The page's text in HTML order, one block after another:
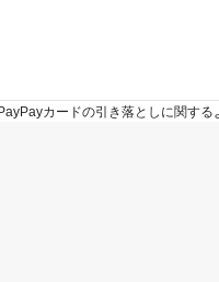
カードの引き落としに関する